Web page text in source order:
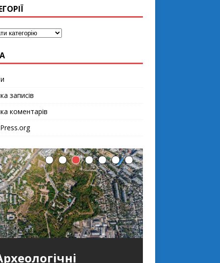
записів
коментарів